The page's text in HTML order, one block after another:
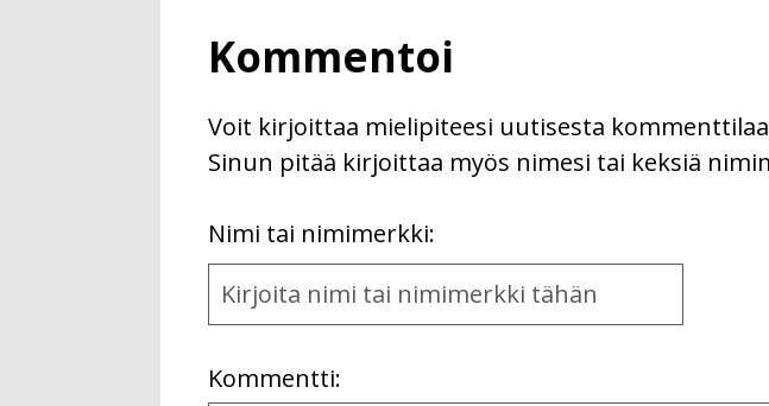
Kommentoi
Voit kirjoittaa mielipiteesi uutisesta
Sinun pitää kirjoittaa myös nimesi tai keksiä
Nimi tai nimimerkki:First
Name
and
Kommentti: